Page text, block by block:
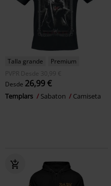
Talla grande
Premium
PVPR
Desde 30,99 €
Desde 26,99 €
Templars Sabaton Camiseta